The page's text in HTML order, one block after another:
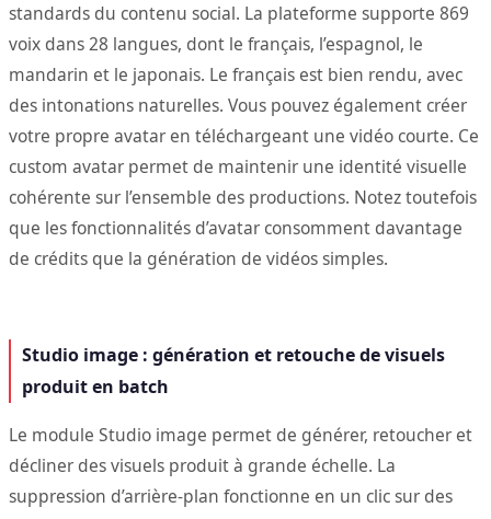
standards du contenu social. La plateforme supporte 869
voix dans 28 langues, dont le français, l’espagnol, le
mandarin et le japonais. Le français est bien rendu, avec
des intonations naturelles. Vous pouvez également créer
votre propre avatar en téléchargeant une vidéo courte. Ce
custom avatar permet de maintenir une identité visuelle
cohérente sur l’ensemble des productions. Notez toutefois
que les fonctionnalités d’avatar consomment davantage
de crédits que la génération de vidéos simples.
Studio image : génération et retouche de visuels
produit en batch
Le module Studio image permet de générer, retoucher et
décliner des visuels produit à grande échelle. La
suppression d’arrière-plan fonctionne en un clic sur des